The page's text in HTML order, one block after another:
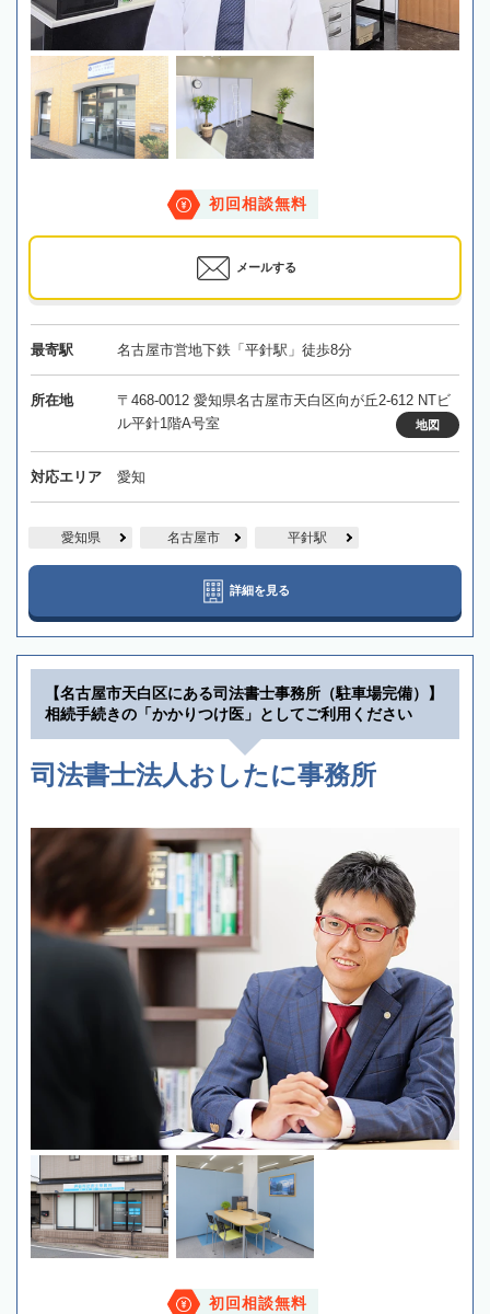
初回相談無料
メールする
最寄駅 名古屋市営地下鉄「平針駅」徒歩8分
所在地
〒468-0012 愛知県名古屋市天白区向が丘2-612 NTビ
ル平針1階A号室
地図
対応エリア 愛知
愛知県 名古屋市 平針駅
詳細を見る
【名古屋市天白区にある司法書士事務所（駐車場完備）】
相続手続きの「かかりつけ医」としてご利用ください
司法書士法人おしたに事務所
初回相談無料